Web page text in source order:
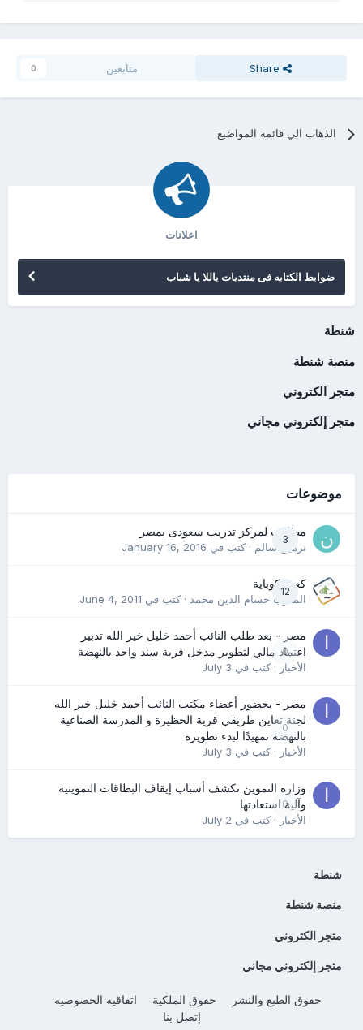
Share متابعين 0
الذهاب الي قائمه المواضيع
اعلانات
ضوابط الكتابه فى منتديات ياللا يا شباب
شنطة
منصة شنطة
متجر الكتروني
متجر إلكتروني مجاني
موضوعات
3
مطلوب لمركز تدريب سعودى بمصر
نرمين سالم· كتب في January 16, 2016
12
كعب كوباية
المدرب حسام الدين محمد· كتب في June 4, 2011
0
مصر - بعد طلب النائب أحمد خليل خير الله تدبير
اعتماد مالي لتطوير مدخل قرية سند واحد بالنهضة
الأخبار· كتب في July 3
0
مصر - بحضور أعضاء مكتب النائب أحمد خليل خير الله
لجنة تعاين طريقي قرية الحظيرة و المدرسة الصناعية
بالنهضة تمهيدًا لبدء تطويره
الأخبار· كتب في July 3
0
وزارة التموين تكشف أسباب إيقاف البطاقات التموينية
وآلية استعادتها
الأخبار· كتب في July 2
شنطة
منصة شنطة
متجر الكتروني
متجر إلكتروني مجاني
حقوق الطبع والنشر حقوق الملكية
اتفاقيه الخصوصيه
إتصل بنا